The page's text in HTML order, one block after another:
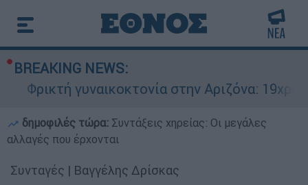
BREAKING NEWS:
Φρικτή γυναικοκτονία στην Αριζόνα:
δημοφιλές τώρα: Συντάξεις χηρείας: Οι μεγάλες
αλλαγές που έρχονται
Συνταγές | Βαγγέλης Δρίσκας